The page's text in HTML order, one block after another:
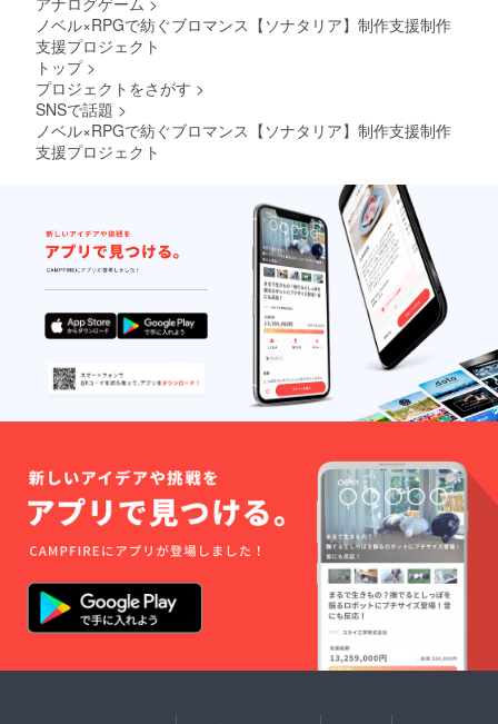
一般配信11月9日 ゲ
ムダン１０出展2026
全版 配信
ノベル×RPGで紡ぐブロマンス【ソナタリア】制作支援制作
支援プロジェクト
トップ >
プロジェクトをさがす >
SNSで話題 >
ノベル×RPGで紡ぐブロマンス【ソナタリア】制作支援制作
支援プロジェクト